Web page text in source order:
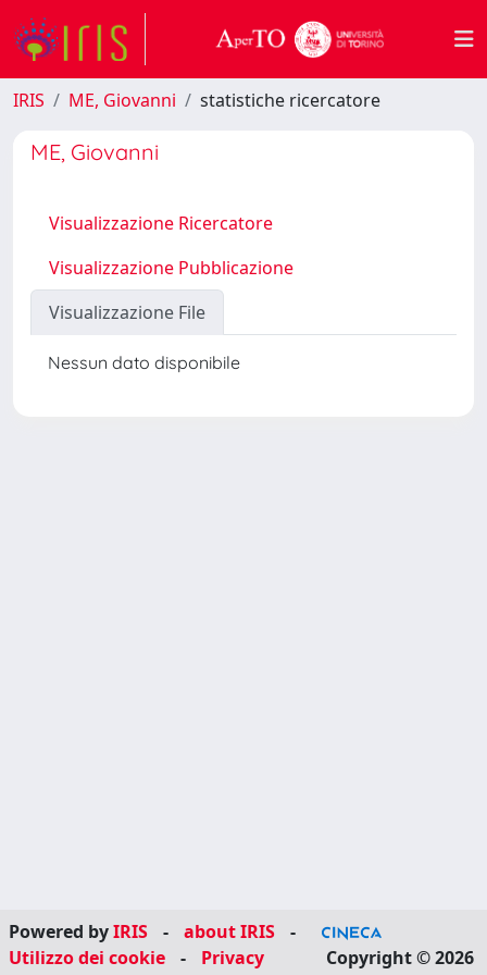
IRIS ME, Giovanni statistiche ricercatore
ME, Giovanni
Visualizzazione Ricercatore
Visualizzazione Pubblicazione
Visualizzazione File
Nessun dato disponibile
Powered byIRIS - about IRIS
-
Utilizzo dei cookie
- Privacy Copyright © 2026